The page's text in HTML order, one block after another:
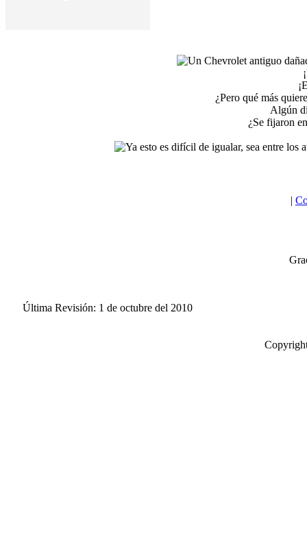
¿Pero qué más
Algún
¿Se fijaron
|
Última Revisión: 1 de octubre del 2010